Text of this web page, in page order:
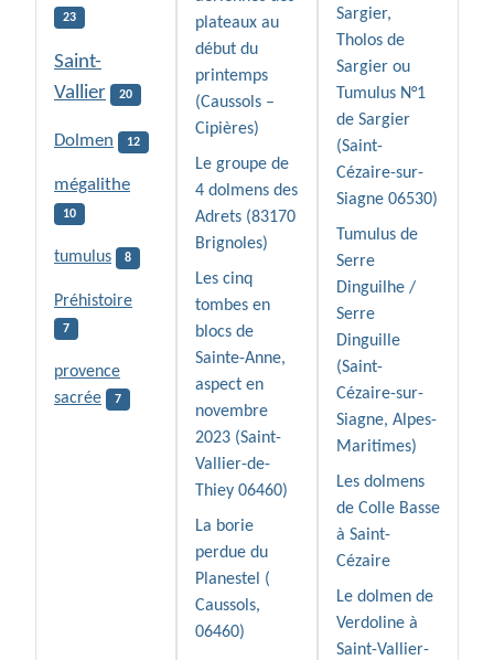
23
Saint-
Vallier
20
Dolmen 12
mégalithe
10
tumulus 8
Préhistoire
7
provence
sacrée
7
plateaux au
début du
printemps
(Caussols –
Cipières)
Le groupe de
4 dolmens des
Adrets (83170
Brignoles)
Les cinq
tombes en
blocs de
Sainte-Anne,
aspect en
novembre
2023 (Saint-
Vallier-de-
Thiey 06460)
La borie
perdue du
Planestel (
Caussols,
06460)
Sargier,
Tholos de
Sargier ou
Tumulus N°1
de Sargier
(Saint-
Cézaire-sur-
Siagne 06530)
Tumulus de
Serre
Dinguilhe /
Serre
Dinguille
(Saint-
Cézaire-sur-
Siagne, Alpes-
Maritimes)
Les dolmens
de Colle Basse
à Saint-
Cézaire
Le dolmen de
Verdoline à
Saint-Vallier-